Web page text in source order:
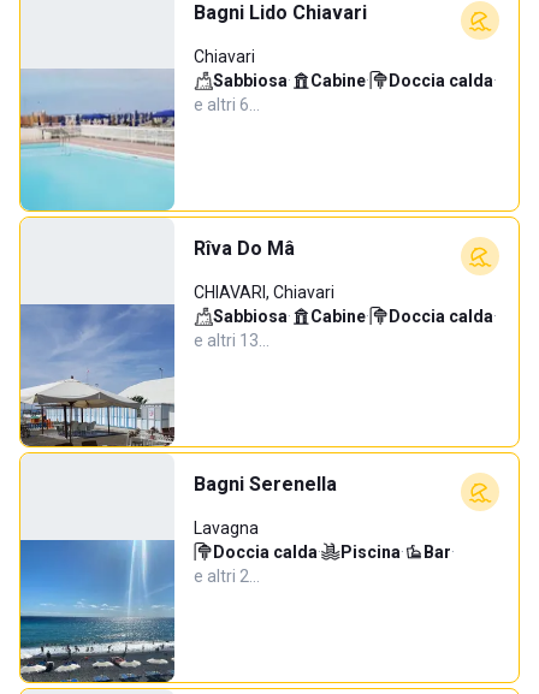
Bagni Lido Chiavari
Chiavari
Sabbiosa· Cabine· Doccia calda·
e altri 6…
Rîva Do Mâ
CHIAVARI, Chiavari
Sabbiosa· Cabine· Doccia calda·
e altri 13…
Bagni Serenella
Lavagna
Doccia calda· Piscina· Bar·
e altri 2…